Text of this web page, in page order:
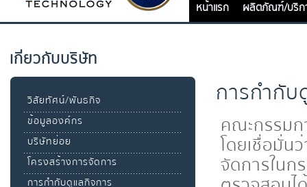
หน้าแรก ผลิตภัณฑ์/บริก
เกี่ยวกับบริษัท
การกำกับ
คณะกรรม
โดยเชื่อมั่น
จัดการในก
วิสัยทัศน์/พันธกิจ
ข้อมูลองค์กร
บริษัทย่อย
โครงสร้างการจัดการ
การกำกับดูแลกิจการ